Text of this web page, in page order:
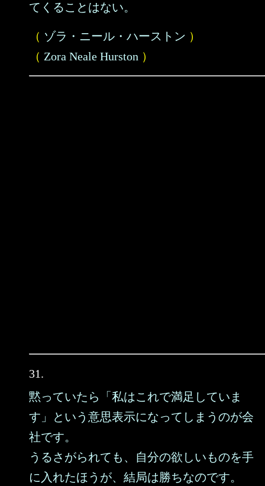
てくることはない。
（ ゾラ・ニール・ハーストン ）
（ Zora Neale Hurston ）
31.
黙っていたら「私はこれで満足していま
す」という意思表示になってしまうのが会
社です。
うるさがられても、自分の欲しいものを手
に入れたほうが、結局は勝ちなのです。